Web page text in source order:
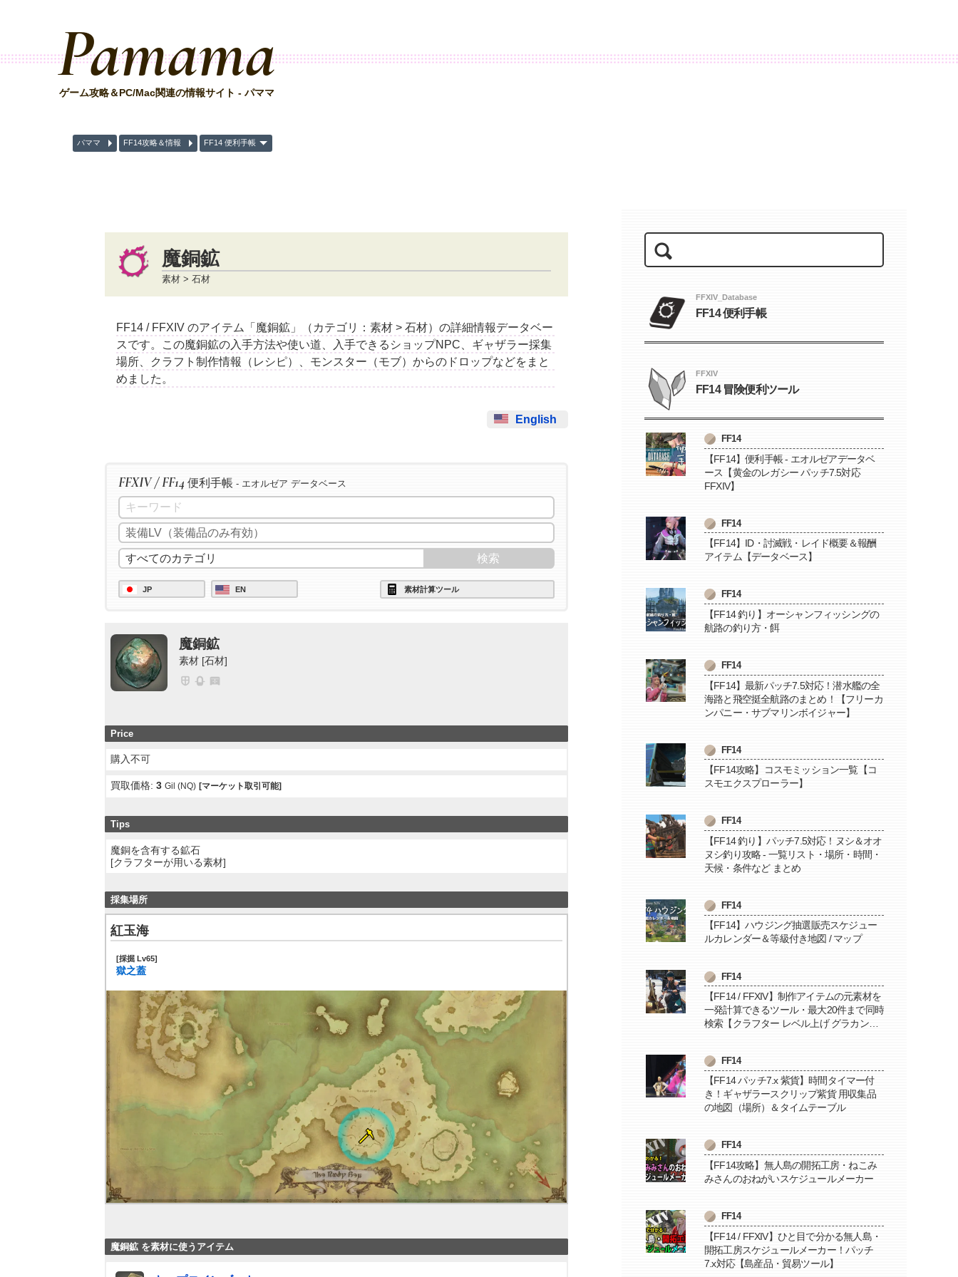
Pamama
ゲーム攻略＆PC/Mac関連の情報サイト - パママ
パママ FF14攻略＆情報 FF14 便利手帳
魔銅鉱
素材 > 石材
FF14 / FFXIV のアイテム「魔銅鉱」（カテゴリ：素材 > 石材）の詳細情報データベー
スです。この魔銅鉱の入手方法や使い道、入手できるショップNPC、ギャザラー採集
場所、クラフト制作情報（レシピ）、モンスター（モブ）からのドロップなどをまと
めました。
English
FFXIV / FF14 便利手帳 - エオルゼア データベース
JP EN 素材計算ツール
魔銅鉱
素材 [石材]
Price
購入不可
買取価格:3 Gil (NQ) [マーケット取引可能]
Tips
魔銅を含有する鉱石
[クラフターが用いる素材]
採集場所
紅玉海
[採掘 Lv65]
獄之蓋
魔銅鉱 を素材に使うアイテム
FFXIV_Database
FF14 便利手帳
FFXIV
FF14 冒険便利ツール
FF14
【FF14】便利手帳 - エオルゼアデータベ
ース【黄金のレガシー パッチ7.5対応
FFXIV】
FF14
【FF14】ID・討滅戦・レイド概要＆報酬
アイテム【データベース】
FF14
【FF14 釣り】オーシャンフィッシングの
航路の釣り方・餌
FF14
【FF14】最新パッチ7.5対応！潜水艦の全
海路と飛空挺全航路のまとめ！【フリーカ
ンパニー・サブマリンボイジャー】
FF14
【FF14攻略】コスモミッション一覧【コ
スモエクスプローラー】
FF14
【FF14 釣り】パッチ7.5対応！ヌシ＆オオ
ヌシ釣り攻略 - 一覧リスト・場所・時間・
天候・条件など まとめ
FF14
【FF14】ハウジング抽選販売スケジュー
ルカレンダー＆等級付き地図 / マップ
FF14
【FF14 / FFXIV】制作アイテムの元素材を
一発計算できるツール・最大20件まで同時
検索【クラフター レベル上げ グラカン納
FF14
【FF14 パッチ7.x 紫貨】時間タイマー付
き！ギャザラースクリップ紫貨 用収集品
の地図（場所）＆タイムテーブル
FF14
【FF14攻略】無人島の開拓工房・ねこみ
みさんのおねがいスケジュールメーカー
FF14
【FF14 / FFXIV】ひと目で分かる無人島・
開拓工房スケジュールメーカー！パッチ
7.x対応【島産品・貿易ツール】